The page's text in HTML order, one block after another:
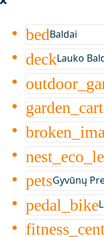
bedBaldai
deckLauko
garden_cart
petsGyvūnų
pedal_bike